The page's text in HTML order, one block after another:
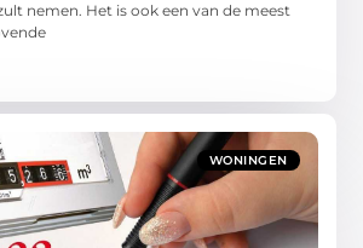
nemen. Het is ook een van de meest
WONINGEN